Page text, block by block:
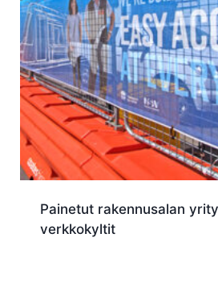
Painetut rakennusalan
verkkokyltit